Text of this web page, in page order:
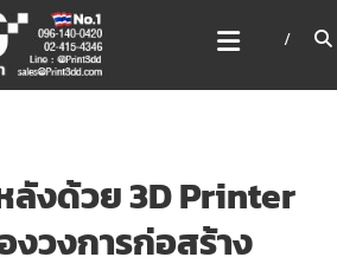
แกนเนอร์
ลังด้วย 3D Printer
วงการก่อสร้าง